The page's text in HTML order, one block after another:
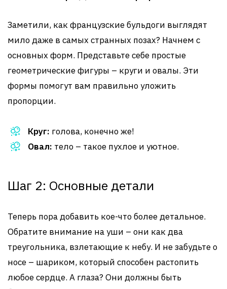
Заметили, как французские бульдоги выглядят
мило даже в самых странных позах? Начнем с
основных форм. Представьте себе простые
геометрические фигуры – круги и овалы. Эти
формы помогут вам правильно уложить
пропорции.
Круг: голова, конечно же!
Овал: тело – такое пухлое и уютное.
Шаг 2: Основные детали
Теперь пора добавить кое-что более детальное.
Обратите внимание на уши – они как два
треугольника, взлетающие к небу. И не забудьте о
носе – шариком, который способен растопить
любое сердце. А глаза? Они должны быть